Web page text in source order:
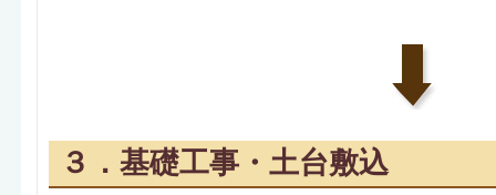
３．基礎工事・土台敷込